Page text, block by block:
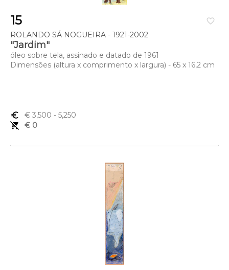
favorite_border
15
ROLANDO SÁ NOGUEIRA - 1921-2002
"Jardim"
óleo sobre tela, assinado e datado de 1961
Dimensões (altura x comprimento x largura) - 65 x 16,2 cm
euro_symbol € 3,500 - 5,250
remove_shopping_cart
€ 0